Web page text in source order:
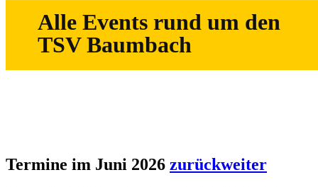
Terminkalender
Alle Events rund um den
TSV Baumbach
Termine im Juni 2026 zurückweiter